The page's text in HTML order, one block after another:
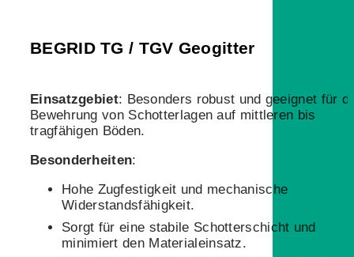
BEGRID TG / TGV Geogitter
Einsatzgebiet: Besonders robust und geeignet für
Bewehrung von Schotterlagen auf mittleren bis
tragfähigen Böden.
Besonderheiten:
Hohe Zugfestigkeit und mechanische
Widerstandsfähigkeit.
Sorgt für eine stabile Schotterschicht und
minimiert den Materialeinsatz.